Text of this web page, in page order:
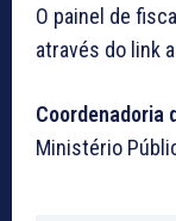
O painel de
através do link
Coordenadoria
Ministério